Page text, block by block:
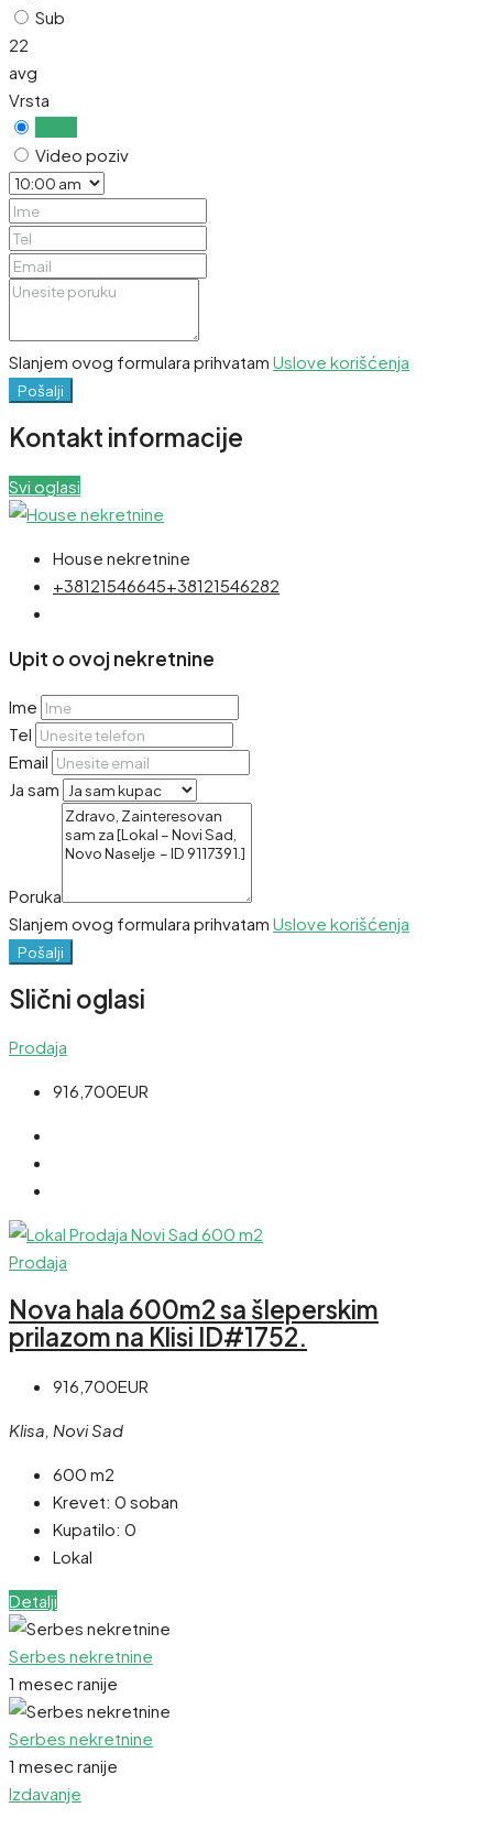
Sub
22
avg
Vrsta
Video poziv
Slanjem ovog formulara prihvatam Uslove korišćenja
Pošalji
Kontakt informacije
Svi oglasi
House nekretnine
+38121546645+38121546282
Upit o ovoj nekretnine
Ime
Tel
Email
Ja sam
Poruka
Slanjem ovog formulara prihvatam Uslove korišćenja
Pošalji
Slični oglasi
Prodaja
916,700EUR
Prodaja
Nova hala 600m2 sa šleperskim
prilazom na Klisi ID#1752.
916,700EUR
Klisa, Novi Sad
600 m2
Krevet: 0 soban
Kupatilo: 0
Lokal
Detalji
Serbes nekretnine
1 mesec ranije
Serbes nekretnine
1 mesec ranije
Izdavanje